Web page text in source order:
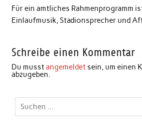
Für ein amtliches Rahmenprogramm
Einlaufmusik, Stadionsprecher und
Schreibe einen Kommentar
Du musstangemeldetsein, um einen
abzugeben.